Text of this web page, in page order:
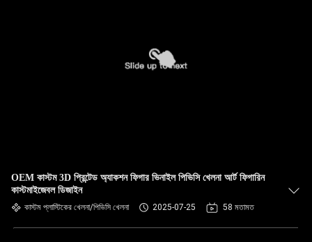
OEM কাস্টম 3D প্রিন্টেড অ্যাকশন ফিগার ভিনাইল পিভিসি খেলনা আর্ট ফিগারিন
কাস্টমাইজেবল ডিজাইন
কাস্টম প্লাস্টিকের খেলনা/পিভিসি খেলনা 2025-07-25 58 মতামত